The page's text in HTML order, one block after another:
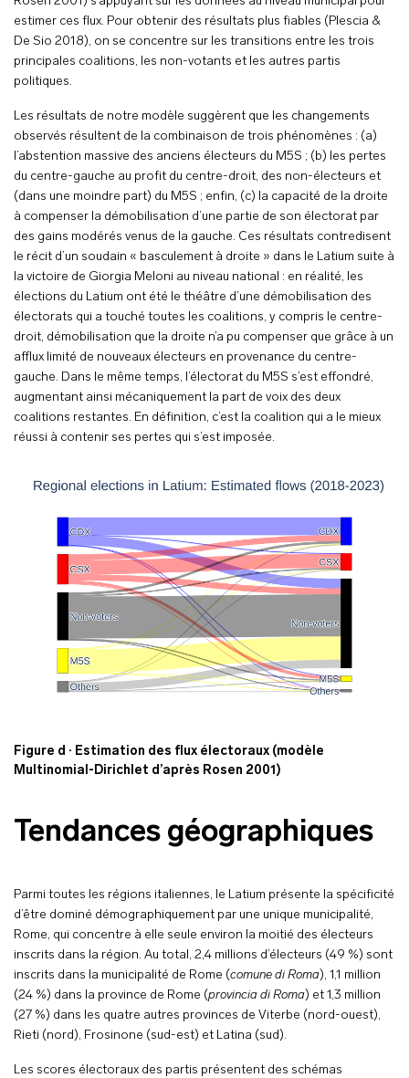
estimer ces flux. Pour obtenir des résultats plus fiables (Plescia &
De Sio 2018), on se concentre sur les transitions entre les trois
principales coalitions, les non-votants et les autres partis
politiques.
Les résultats de notre modèle suggèrent que les changements
observés résultent de la combinaison de trois phénomènes : (a)
l’abstention massive des anciens électeurs du M5S ; (b) les pertes
du centre-gauche au profit du centre-droit, des non-électeurs et
(dans une moindre part) du M5S ; enfin, (c) la capacité de la droite
à compenser la démobilisation d’une partie de son électorat par
des gains modérés venus de la gauche. Ces résultats contredisent
le récit d’un soudain « basculement à droite » dans le Latium suite à
la victoire de Giorgia Meloni au niveau national : en réalité, les
élections du Latium ont été le théâtre d’une démobilisation des
électorats qui a touché toutes les coalitions, y compris le centre-
droit, démobilisation que la droite n’a pu compenser que grâce à un
afflux limité de nouveaux électeurs en provenance du centre-
gauche. Dans le même temps, l’électorat du M5S s’est effondré,
augmentant ainsi mécaniquement la part de voix des deux
coalitions restantes. En définition, c’est la coalition qui a le mieux
réussi à contenir ses pertes qui s’est imposée.
Figure d · Estimation des flux électoraux (modèle
Multinomial-Dirichlet d’après Rosen 2001)
Tendances géographiques
Parmi toutes les régions italiennes, le Latium présente la spécificité
d’être dominé démographiquement par une unique municipalité,
Rome, qui concentre à elle seule environ la moitié des électeurs
inscrits dans la région. Au total, 2,4 millions d’électeurs (49 %) sont
inscrits dans la municipalité de Rome (comune di Roma), 1,1 million
(24 %) dans la province de Rome (provincia di Roma) et 1,3 million
(27 %) dans les quatre autres provinces de Viterbe (nord-ouest),
Rieti (nord), Frosinone (sud-est) et Latina (sud).
Les scores électoraux des partis présentent des schémas